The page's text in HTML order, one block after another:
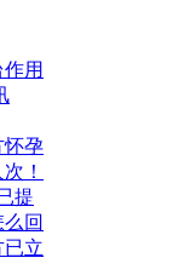
用
怀孕
！
提
回
已立